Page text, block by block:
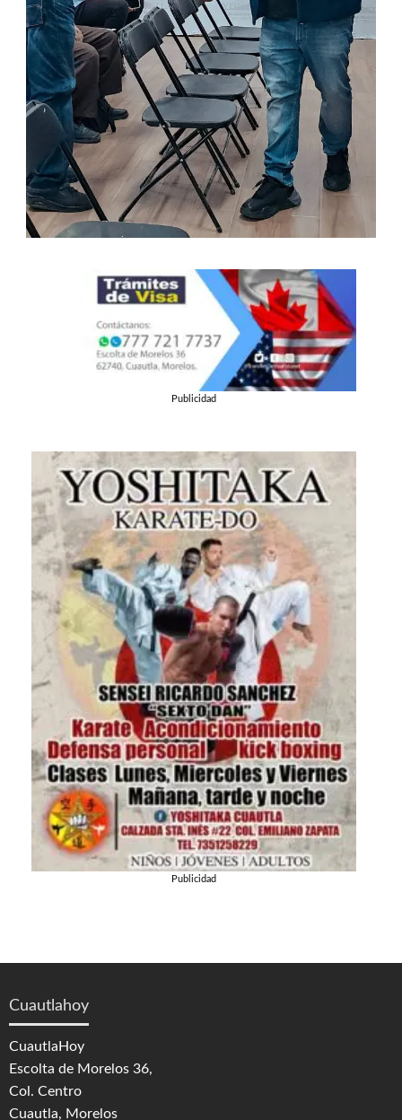
Publicidad
Publicidad
Cuautlahoy
CuautlaHoy
Escolta de Morelos 36,
Col. Centro
Cuautla, Morelos